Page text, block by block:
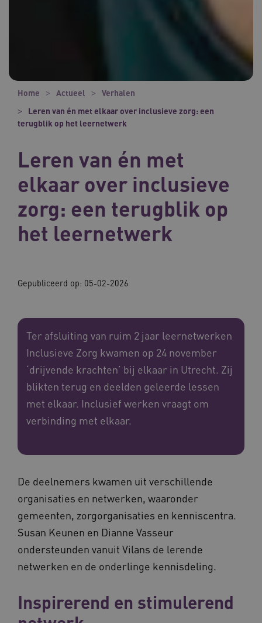
Home Actueel
Verhalen
Leren van én met elkaar over inclusieve zorg: een
terugblik op het leernetwerk
Leren van én met
elkaar over inclusieve
zorg: een terugblik op
het leernetwerk
Gepubliceerd op: 05-02-2026
Ter afsluiting van ruim 2 jaar leernetwerken
Inclusieve Zorg kwamen op 24 november
‘drijvende krachten’ bij elkaar in Utrecht. Zij
blikten terug en deelden geleerde lessen
met elkaar. Inclusief werken vraagt om
verbinding met elkaar.
De deelnemers kwamen uit verschillende
organisaties en netwerken, waaronder
gemeenten, zorgorganisaties en kenniscentra.
Susan Keunen en Dianne Vasseur
ondersteunden vanuit Vilans de lerende
netwerken en de onderlinge kennisdeling.
Inspirerend en stimulerend